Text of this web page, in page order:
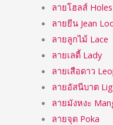
ลายโฮลส์ Holes
ลายยีน Jean
ลายลูกไม้ Lace
ลายเลดี้ Lady
ลายเสือดาว
ลายอัสนีบาต
ลายมังหงะ
ลายจุด Poka